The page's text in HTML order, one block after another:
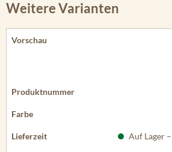
Weitere Varianten
Auf Lager